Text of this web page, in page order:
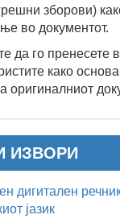
зборови)
во документот.
да го пренесете
како
оригиналниот
ИЗВОРИ
дигитален
јазик